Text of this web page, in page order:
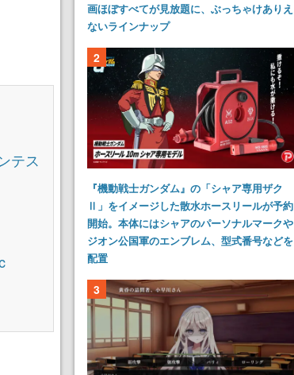
テス
画ほぼすべてが見放題に、ぶっちゃけありえ
ないラインナップ
2
『機動戦士ガンダム』の「シャア専用ザク
Ⅱ」をイメージした散水ホースリールが予約
開始。本体にはシャアのパーソナルマークや
ジオン公国軍のエンブレム、型式番号などを
配置
3